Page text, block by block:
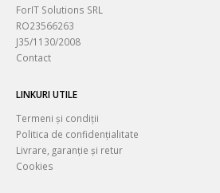
ForIT Solutions SRL
RO23566263
J35/1130/2008
Contact
LINKURI UTILE
Termeni și condiții
Politica de confidențialitate
Livrare, garanție și retur
Cookies